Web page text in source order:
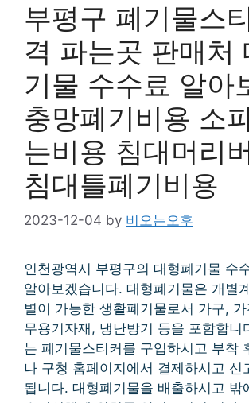
부평구 폐기물스
격 파는곳 판매처
기물 수수료 알아
충망폐기비용 소
는비용 침대머리
침대틀폐기비용
2023-12-04 by 비오는오후
인천광역시 부평구의 대형폐기물 수
알아보겠습니다. 대형폐기물은 개별
별이 가능한 생활폐기물로서 가구,
무용기자재, 냉난방기 등을 포함합니
는 폐기물스티커를 구입하시고 부착
나 구청 홈페이지에서 결제하시고 신
됩니다. 대형폐기물을 배출하시고 밖